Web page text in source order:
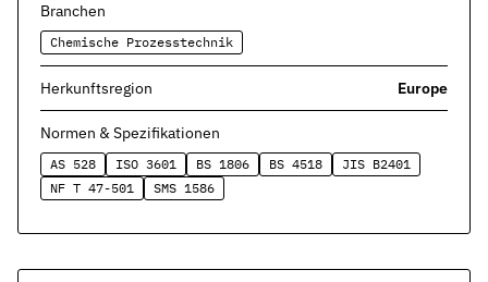
Impressum
Rechtliche Informationen zu unserem Unternehmen
AGB
Unsere allgemeinen Geschäftsbedingungen
Datenschutz
Informationen zum Schutz Ihrer Daten
Grundlagenwissen zu Arten, Funktion und Einsatz der
Branchen
Chemische Prozesstechnik
Herkunftsregion Europe
Normen & Spezifikationen
AS 528 ISO 3601 BS 1806 BS 4518
JIS B2401
NF T 47-501
SMS 1586